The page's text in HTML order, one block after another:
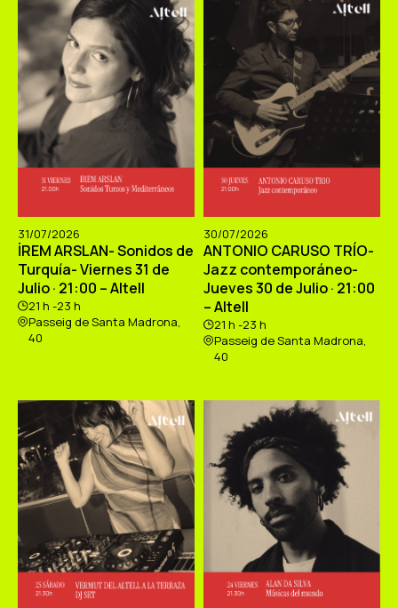
31/07/2026
İREM ARSLAN- Sonidos de
Turquía- Viernes 31 de
Julio · 21:00 – Altell
21 h -23 h
Passeig de Santa Madrona,
40
30/07/2026
ANTONIO CARUSO TRÍO-
Jazz contemporáneo-
Jueves 30 de Julio · 21:00
– Altell
21 h -23 h
Passeig de Santa Madrona,
40